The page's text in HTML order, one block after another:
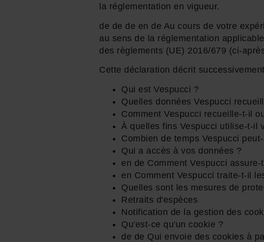
la réglementation en vigueur.
de de de en de Au cours de votre
au sens de la réglementation
des règlements (UE) 2016/679 (ci-
Cette déclaration décrit successivement
Qui est Vespucci ?
Quelles données Vespucci
Comment Vespucci recueille-t-il
À quelles fins Vespucci utilise-t-il
Combien de temps Vespucci
Qui a accès à vos données ?
en de Comment Vespucci
en Comment Vespucci traite-t-il
Quelles sont les mesures de
Retraits d'espèces
Notification de la gestion des
Qu'est-ce qu'un cookie ?
de de Qui envoie des cookies à